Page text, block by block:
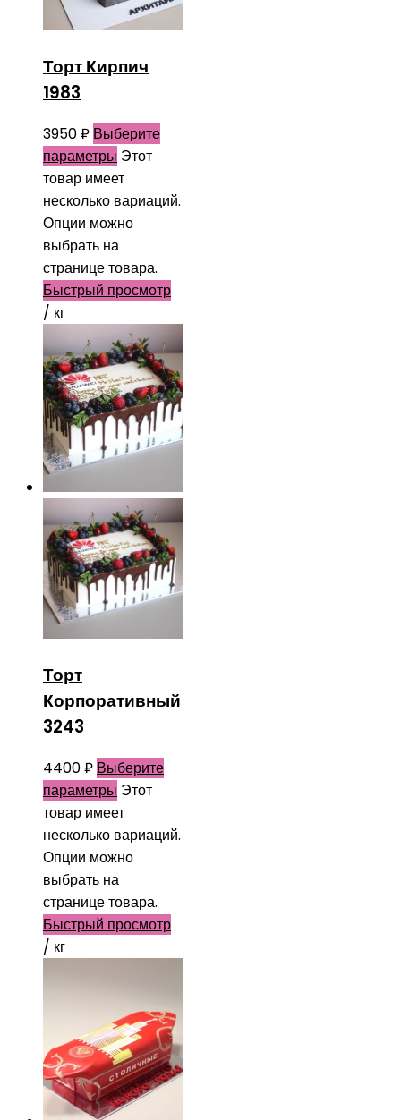
Торт Кирпич
1983
3950₽ Выберите
параметры Этот
товар имеет
несколько вариаций.
Опции можно
выбрать на
странице товара.
Быстрый просмотр
/ кг
Торт
Корпоративный
3243
4400₽ Выберите
параметры Этот
товар имеет
несколько вариаций.
Опции можно
выбрать на
странице товара.
Быстрый просмотр
/ кг